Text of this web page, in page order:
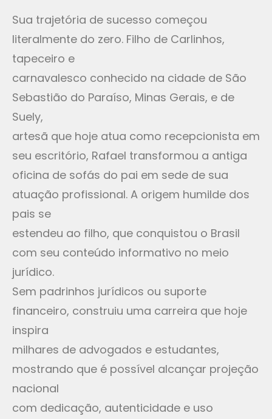
Sua trajetória de sucesso começou
literalmente do zero. Filho de Carlinhos,
tapeceiro e
carnavalesco conhecido na cidade de São
Sebastião do Paraíso, Minas Gerais, e de
Suely,
artesã que hoje atua como recepcionista em
seu escritório, Rafael transformou a antiga
oficina de sofás do pai em sede de sua
atuação profissional. A origem humilde dos
pais se
estendeu ao filho, que conquistou o Brasil
com seu conteúdo informativo no meio
jurídico.
Sem padrinhos jurídicos ou suporte
financeiro, construiu uma carreira que hoje
inspira
milhares de advogados e estudantes,
mostrando que é possível alcançar projeção
nacional
com dedicação, autenticidade e uso